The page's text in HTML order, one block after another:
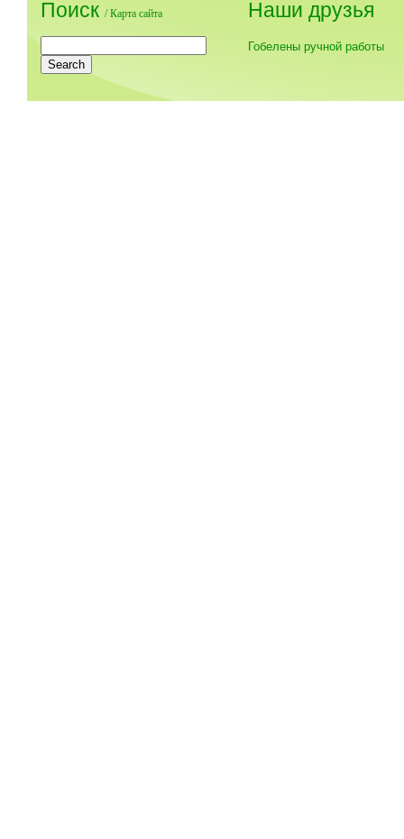
Поиск /Карта сайта Наши друзья
Гобелены ручной работы